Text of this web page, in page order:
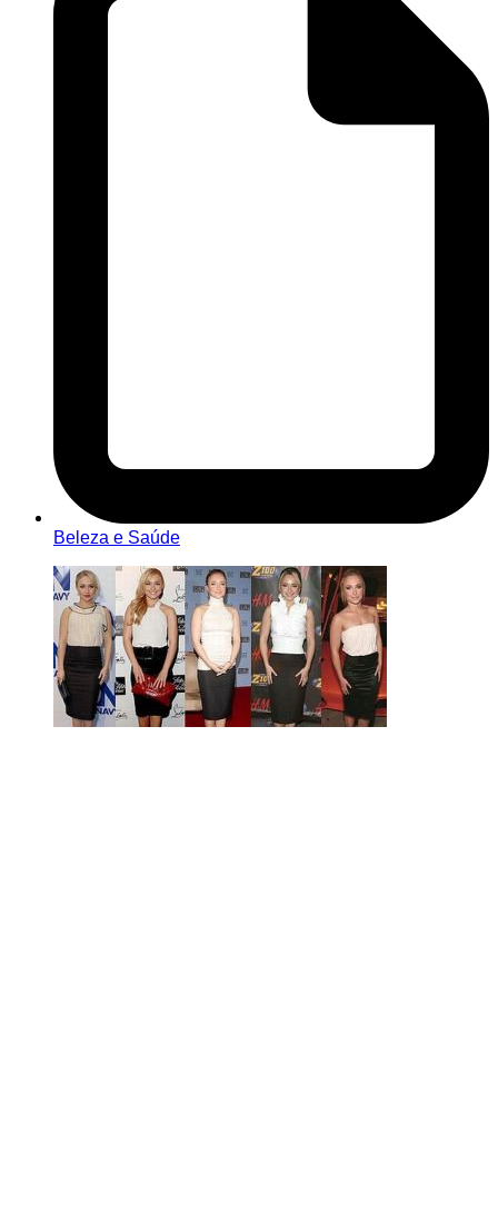
Beleza e Saúde